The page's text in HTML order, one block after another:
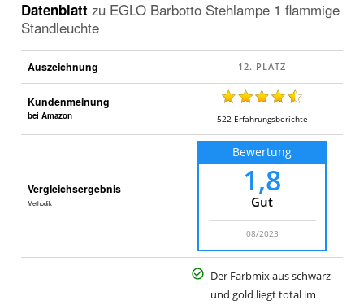
Datenblatt zu EGLO Barbotto Stehlampe 1 flammige
Standleuchte
Auszeichnung
Kundenmeinung
bei Amazon 522 Erfahrungsberichte
Vergleichsergebnis
Methodik
Bewertung
1,8
Gut
08/2023
Der Farbmix aus schwarz
und gold liegt total im